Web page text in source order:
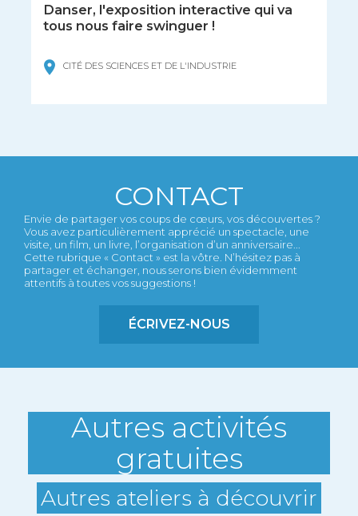
Danser, l'exposition interactive qui va
tous nous faire swinguer !
CITÉ DES SCIENCES ET DE L'INDUSTRIE
CONTACT
Envie de partager vos coups de cœurs, vos découvertes ?
Vous avez particulièrement apprécié un spectacle, une
visite, un film, un livre, l’organisation d’un anniversaire...
Cette rubrique « Contact » est la vôtre. N’hésitez pas à
partager et échanger, nous serons bien évidemment
attentifs à toutes vos suggestions !
ÉCRIVEZ-NOUS
Autres activités
gratuites
Autres ateliers à découvrir